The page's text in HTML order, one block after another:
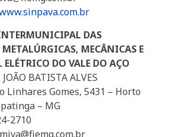
DAS
MECÂNICAS E
ELÉTRICO DO VALE DO AÇO
BATISTA ALVES
Linhares Gomes, 5431 – Horto
– MG
2710